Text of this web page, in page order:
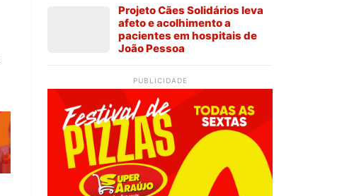
Projeto Cães Solidários leva
afeto e acolhimento a
pacientes em hospitais de
João Pessoa
PUBLICIDADE